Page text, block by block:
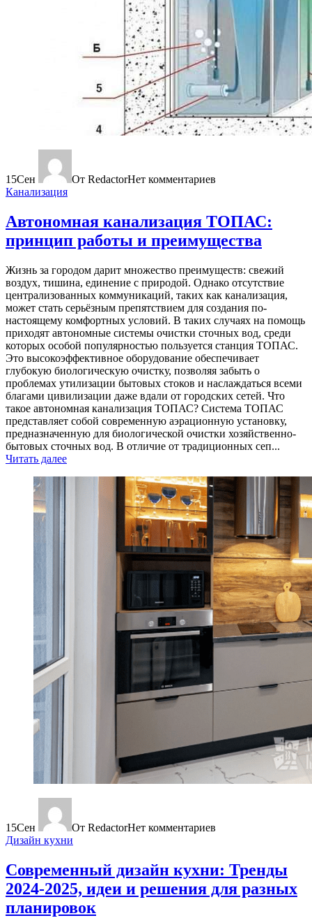
15Сен От RedactorНет комментариев
Канализация
Автономная канализация ТОПАС:
принцип работы и преимущества
Жизнь за городом дарит множество преимуществ: свежий
воздух, тишина, единение с природой. Однако отсутствие
централизованных коммуникаций, таких как канализация,
может стать серьёзным препятствием для создания по-
настоящему комфортных условий. В таких случаях на помощь
приходят автономные системы очистки сточных вод, среди
которых особой популярностью пользуется станция ТОПАС.
Это высокоэффективное оборудование обеспечивает
глубокую биологическую очистку, позволяя забыть о
проблемах утилизации бытовых стоков и наслаждаться всеми
благами цивилизации даже вдали от городских сетей. Что
такое автономная канализация ТОПАС? Система ТОПАС
представляет собой современную аэрационную установку,
предназначенную для биологической очистки хозяйственно-
бытовых сточных вод. В отличие от традиционных сеп...
Читать далее
15Сен От RedactorНет комментариев
Дизайн кухни
Современный дизайн кухни: Тренды
2024-2025, идеи и решения для разных
планировок